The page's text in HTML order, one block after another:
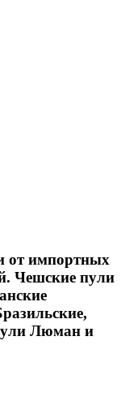
от импортных
Чешские пули
Люман и